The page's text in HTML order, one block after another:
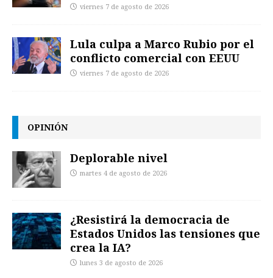
viernes 7 de agosto de 2026
Lula culpa a Marco Rubio por el
conflicto comercial con EEUU
viernes 7 de agosto de 2026
OPINIÓN
Deplorable nivel
martes 4 de agosto de 2026
¿Resistirá la democracia de
Estados Unidos las tensiones que
crea la IA?
lunes 3 de agosto de 2026